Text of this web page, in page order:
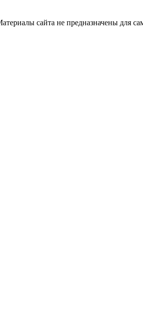
сайта не предназначены для